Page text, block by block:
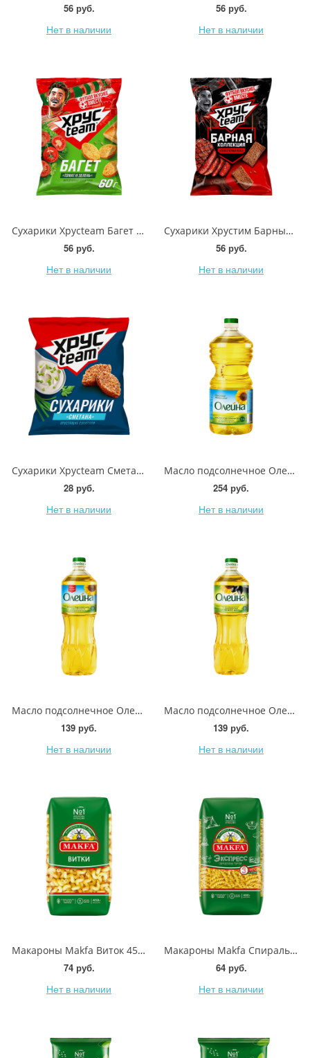
56 руб.
Нет в наличии
56 руб.
Нет в наличии
Сухарики Хрусteam Багет Томат и зелень 60г
56 руб.
Нет в наличии
Сухарики Хрустим Барные со вкусом стейк и перец 70г
56 руб.
Нет в наличии
Сухарики Хрусteam Сметана 40г
28 руб.
Нет в наличии
Масло подсолнечное Олейна рафинированное 2л
254 руб.
Нет в наличии
Масло подсолнечное Олейна 1л
139 руб.
Нет в наличии
Масло подсолнечное Олейна с добавлением оливкового масла 1л
139 руб.
Нет в наличии
Макароны Makfa Виток 450г
74 руб.
Нет в наличии
Макароны Makfa Спиральки экспресс 400г
64 руб.
Нет в наличии